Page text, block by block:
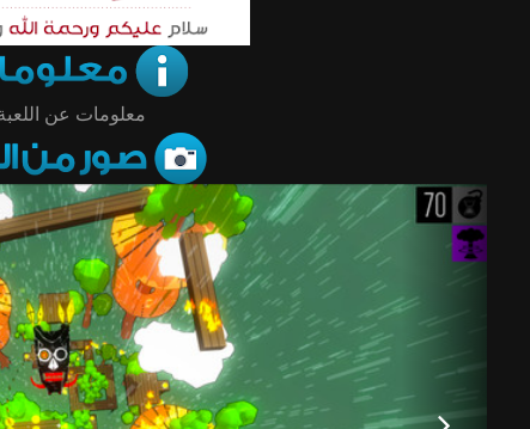
معلومات عن